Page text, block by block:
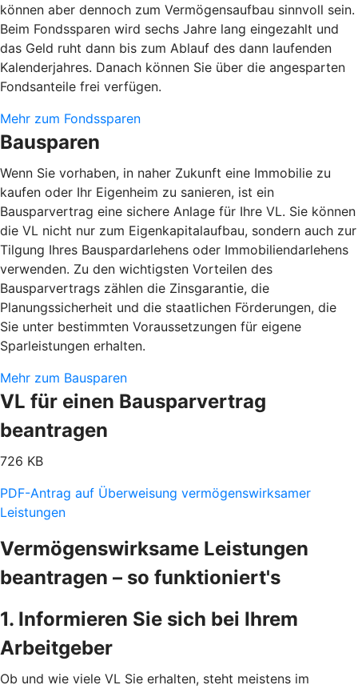
können aber dennoch zum Vermögensaufbau sinnvoll sein.
Beim Fondssparen wird sechs Jahre lang eingezahlt und
das Geld ruht dann bis zum Ablauf des dann laufenden
Kalenderjahres. Danach können Sie über die angesparten
Fondsanteile frei verfügen.
Mehr zum Fondssparen
Bausparen
Wenn Sie vorhaben, in naher Zukunft eine Immobilie zu
kaufen oder Ihr Eigenheim zu sanieren, ist ein
Bausparvertrag eine sichere Anlage für Ihre VL. Sie können
die VL nicht nur zum Eigenkapitalaufbau, sondern auch zur
Tilgung Ihres Bauspardarlehens oder Immobiliendarlehens
verwenden. Zu den wichtigsten Vorteilen des
Bausparvertrags zählen die Zinsgarantie, die
Planungssicherheit und die staatlichen Förderungen, die
Sie unter bestimmten Voraussetzungen für eigene
Sparleistungen erhalten.
Mehr zum Bausparen
VL für einen Bausparvertrag
beantragen
726 KB
PDF-Antrag auf Überweisung vermögenswirksamer
Leistungen
Vermögenswirksame Leistungen
beantragen – so funktioniert's
1. Informieren Sie sich bei Ihrem
Arbeitgeber
Ob und wie viele VL Sie erhalten, steht meistens im